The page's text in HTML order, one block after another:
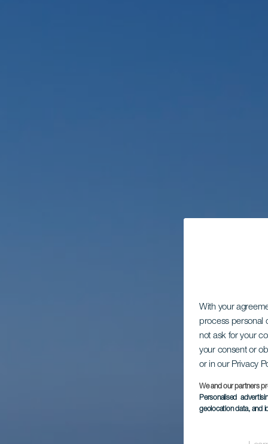
With your
process personal
not ask for your
your consent or
or in our Privacy
We and our partners
Personalised
geolocation data, and